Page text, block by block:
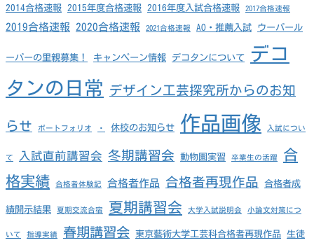
2014合格速報 2015年度合格速報 2016年度入試合格速報 2017合格速報
2019合格速報 2020合格速報 2021合格速報 AO・推薦入試 ウーパール
ーパーの里親募集！ キャンペーン情報 デコタンについて
デコ
タンの日常
デザイン工芸探究所からのお知
らせ ポートフォリオ ・ 休校のお知らせ 作品画像 入試につい
て 入試直前講習会 冬期講習会 動物園実習 卒業生の活躍
合
格実績
合格者体験記 合格者作品 合格者再現作品 合格者成
績開示結果 夏期交流合宿 夏期講習会 大学入試説明会 小論文対策につ
いて 指導実績 春期講習会 東京藝術大学工芸科合格者再現作品 生徒